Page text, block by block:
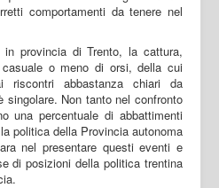
comportamenti da tenere nel
provincia di Trento, la cattura,
casuale o meno di orsi, della cui
abbastanza chiari da
singolare. Non tanto nel confronto
una percentuale di abbattimenti
politica della Provincia autonoma
nel presentare questi eventi e
di posizioni della politica trentina